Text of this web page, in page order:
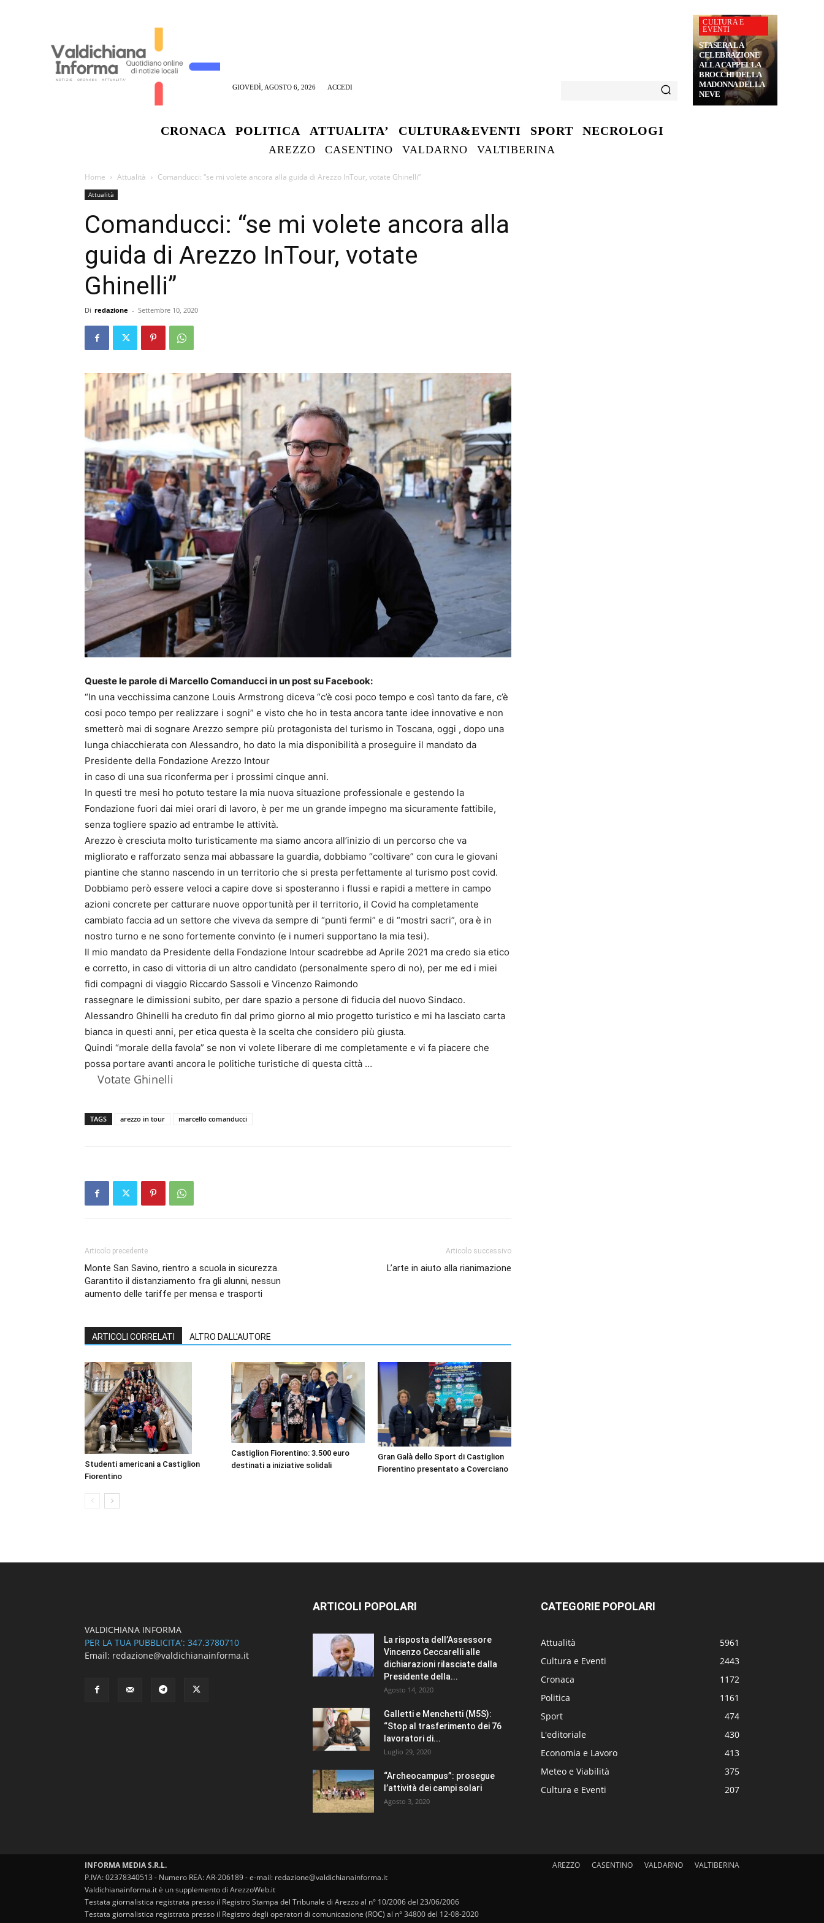
GIOVEDÌ, AGOSTO 6, 2026 ACCEDI
CULTURA E
EVENTI
STASERA LA
CELEBRAZIONE
ALLA CAPPELLA
BROCCHI DELLA
MADONNA DELLA
NEVE
CRONACA POLITICA ATTUALITA’ CULTURA&EVENTI SPORT NECROLOGI
AREZZO CASENTINO VALDARNO VALTIBERINA
Home Attualità Comanducci: “se mi volete ancora alla guida di Arezzo InTour, votate Ghinelli”
Attualità
Comanducci: “se mi volete ancora alla
guida di Arezzo InTour, votate
Ghinelli”
Di redazione - Settembre 10, 2020
Queste le parole di Marcello Comanducci in un post su Facebook:
“In una vecchissima canzone Louis Armstrong diceva “c’è cosi poco tempo e così tanto da fare, c’è
cosi poco tempo per realizzare i sogni” e visto che ho in testa ancora tante idee innovative e non
smetterò mai di sognare Arezzo sempre più protagonista del turismo in Toscana, oggi , dopo una
lunga chiacchierata con Alessandro, ho dato la mia disponibilità a proseguire il mandato da
Presidente della Fondazione Arezzo Intour
in caso di una sua riconferma per i prossimi cinque anni.
In questi tre mesi ho potuto testare la mia nuova situazione professionale e gestendo la
Fondazione fuori dai miei orari di lavoro, è per me un grande impegno ma sicuramente fattibile,
senza togliere spazio ad entrambe le attività.
Arezzo è cresciuta molto turisticamente ma siamo ancora all’inizio di un percorso che va
migliorato e rafforzato senza mai abbassare la guardia, dobbiamo “coltivare” con cura le giovani
piantine che stanno nascendo in un territorio che si presta perfettamente al turismo post covid.
Dobbiamo però essere veloci a capire dove si sposteranno i flussi e rapidi a mettere in campo
azioni concrete per catturare nuove opportunità per il territorio, il Covid ha completamente
cambiato faccia ad un settore che viveva da sempre di “punti fermi” e di “mostri sacri”, ora è in
nostro turno e ne sono fortemente convinto (e i numeri supportano la mia tesi).
Il mio mandato da Presidente della Fondazione Intour scadrebbe ad Aprile 2021 ma credo sia etico
e corretto, in caso di vittoria di un altro candidato (personalmente spero di no), per me ed i miei
fidi compagni di viaggio Riccardo Sassoli e Vincenzo Raimondo
rassegnare le dimissioni subito, per dare spazio a persone di fiducia del nuovo Sindaco.
Alessandro Ghinelli ha creduto fin dal primo giorno al mio progetto turistico e mi ha lasciato carta
bianca in questi anni, per etica questa è la scelta che considero più giusta.
Quindi “morale della favola” se non vi volete liberare di me completamente e vi fa piacere che
possa portare avanti ancora le politiche turistiche di questa città …
Votate Ghinelli
TAGS arezzo in tour marcello comanducci
Articolo precedente
Monte San Savino, rientro a scuola in sicurezza.
Garantito il distanziamento fra gli alunni, nessun
aumento delle tariffe per mensa e trasporti
Articolo successivo
L’arte in aiuto alla rianimazione
ARTICOLI CORRELATI ALTRO DALL'AUTORE
Studenti americani a Castiglion
Fiorentino
Castiglion Fiorentino: 3.500 euro
destinati a iniziative solidali
Gran Galà dello Sport di Castiglion
Fiorentino presentato a Coverciano
VALDICHIANA INFORMA
PER LA TUA PUBBLICITA': 347.3780710
Email: redazione@valdichianainforma.it
ARTICOLI POPOLARI
La risposta dell’Assessore
Vincenzo Ceccarelli alle
dichiarazioni rilasciate dalla
Presidente della...
Agosto 14, 2020
Galletti e Menchetti (M5S):
“Stop al trasferimento dei 76
lavoratori di...
Luglio 29, 2020
“Archeocampus”: prosegue
l’attività dei campi solari
Agosto 3, 2020
CATEGORIE POPOLARI
Attualità
5961
Cultura e Eventi
2443
Cronaca
1172
Politica
1161
Sport
474
L'editoriale
430
Economia e Lavoro
413
Meteo e Viabilità
375
Cultura e Eventi
207
AREZZO CASENTINO VALDARNO VALTIBERINA
INFORMA MEDIA S.R.L.
P.IVA: 02378340513 - Numero REA: AR-206189 - e-mail: redazione@valdichianainforma.it
Valdichianainforma.it è un supplemento di ArezzoWeb.it
Testata giornalistica registrata presso il Registro Stampa del Tribunale di Arezzo al n° 10/2006 del 23/06/2006
Testata giornalistica registrata presso il Registro degli operatori di comunicazione (ROC) al n° 34800 del 12-08-2020